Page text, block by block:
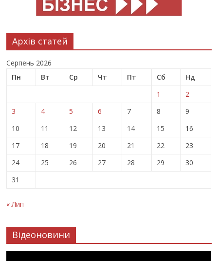
Архів статей
Серпень 2026
Пн
Вт Ср Чт Пт Сб
Нд
1
2
3
4 5 6 7 8
9
10
11 12 13 14 15
16
17
18 19 20 21 22
23
24
25 26 27 28 29
30
31
« Лип
Відеоновини